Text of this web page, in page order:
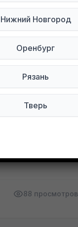
88 просмотров
Нижний Новгород
Оренбург
Рязань
Тверь